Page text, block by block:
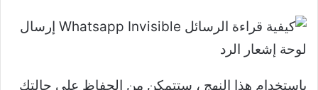
باستخدام هذا النهج ، ستتمكن من الحفاظ على حالتك